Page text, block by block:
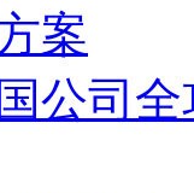
案
公司